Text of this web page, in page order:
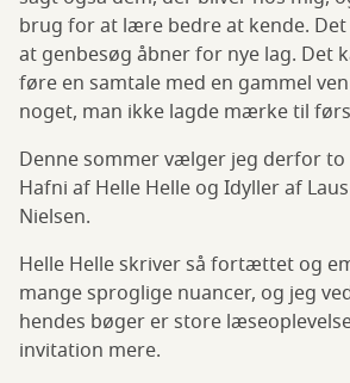
brug for at lære bedre at kende.
at genbesøg åbner for nye lag. Det
føre en samtale med en gammel
noget, man ikke lagde mærke til
Denne sommer vælger jeg derfor to
Hafni af Helle Helle og Idyller af
Nielsen.
Helle Helle skriver så fortættet og
mange sproglige nuancer, og jeg
hendes bøger er store
invitation mere.